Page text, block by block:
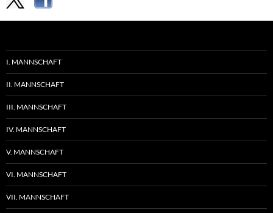
I. MANNSCHAFT
II. MANNSCHAFT
III. MANNSCHAFT
IV. MANNSCHAFT
V. MANNSCHAFT
VI. MANNSCHAFT
VII. MANNSCHAFT